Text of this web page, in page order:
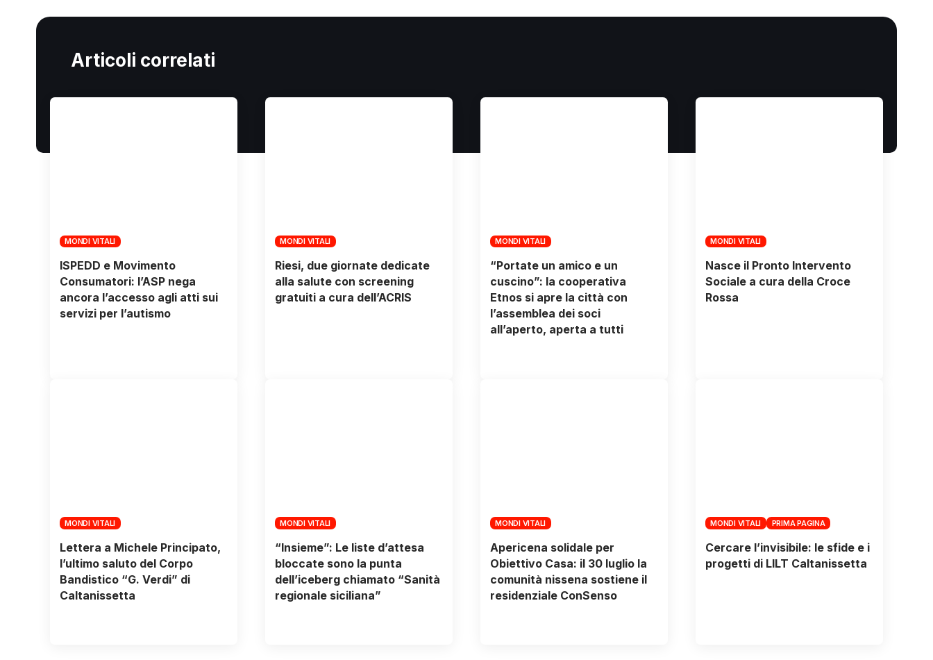
Articoli correlati
MONDI VITALI
ISPEDD e Movimento
Consumatori: l’ASP nega
ancora l’accesso agli atti sui
servizi per l’autismo
MONDI VITALI
Riesi, due giornate dedicate
alla salute con screening
gratuiti a cura dell’ACRIS
MONDI VITALI
“Portate un amico e un
cuscino”: la cooperativa
Etnos si apre la città con
l’assemblea dei soci
all’aperto, aperta a tutti
MONDI VITALI
Nasce il Pronto Intervento
Sociale a cura della Croce
Rossa
MONDI VITALI
Lettera a Michele Principato,
l’ultimo saluto del Corpo
Bandistico “G. Verdi” di
Caltanissetta
MONDI VITALI
“Insieme”: Le liste d’attesa
bloccate sono la punta
dell’iceberg chiamato “Sanità
regionale siciliana”
MONDI VITALI
Apericena solidale per
Obiettivo Casa: il 30 luglio la
comunità nissena sostiene il
residenziale ConSenso
MONDI VITALI PRIMA PAGINA
Cercare l’invisibile: le sfide e i
progetti di LILT Caltanissetta